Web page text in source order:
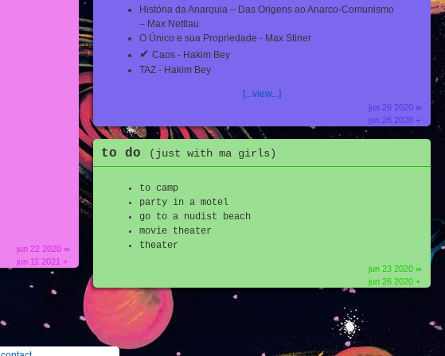
jun 22 2020 ∞
jun 11 2021 +
História da Anarquia – Das Origens ao Anarco-Comunismo
– Max Nettlau
O Único e sua Propriedade - Max Stiner
✔ Caos - Hakim Bey
TAZ - Hakim Bey
[...view...]
jun 26 2020 ∞
jun 26 2020 +
to do (just with ma girls)
to camp
party in a motel
go to a nudist beach
movie theater
theater
jun 23 2020 ∞
jun 26 2020 +